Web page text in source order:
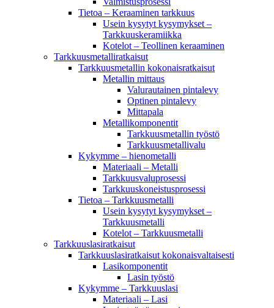
Tietoa – Keraaminen tarkkuus
Usein kysytyt kysymykset –
Tarkkuuskeramiikka
Kotelot – Teollinen keraaminen
Tarkkuusmetalliratkaisut
Tarkkuusmetallin kokonaisratkaisut
Metallin mittaus
Valurautainen pintalevy
Optinen pintalevy
Mittapala
Metallikomponentit
Tarkkuusmetallin työstö
Tarkkuusmetallivalu
Kykymme – hienometalli
Materiaali – Metalli
Tarkkuusvaluprosessi
Tarkkuuskoneistusprosessi
Tietoa – Tarkkuusmetalli
Usein kysytyt kysymykset –
Tarkkuusmetalli
Kotelot – Tarkkuusmetalli
Tarkkuuslasiratkaisut
Tarkkuuslasiratkaisut kokonaisvaltaisesti
Lasikomponentit
Lasin työstö
Kykymme – Tarkkuuslasi
Materiaali – Lasi